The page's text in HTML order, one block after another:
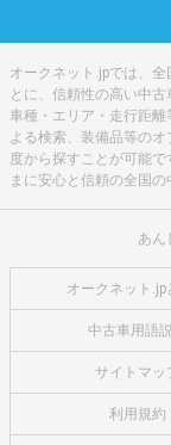
オークネット.jpでは、
とに、信頼性の高い中古
車種・エリア・走行距
よる検索、装備品等の
度から探すことが可能
まに安心と信頼の全国の
あん
オークネット.jp
中古車用語
サイトマッ
利用規約